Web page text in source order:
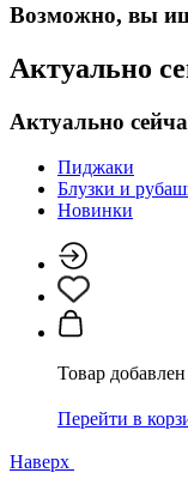
Возможно, вы
Актуально
Актуально
Пиджаки
Блузки и
Новинки
Товар
Перейти в
Наверх